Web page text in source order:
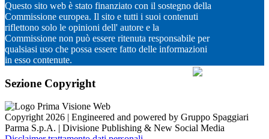
Questo sito web è stato finanziato con il sostegno della
Commissione europea. Il sito e tutti i suoi contenuti
riflettono solo le opinioni dell' autore e la
Commissione non può essere ritenuta responsabile per
qualsiasi uso che possa essere fatto delle informazioni
in esso contenute.
Sezione Copyright
Copyright 2026 | Engineered and powered by Gruppo Spaggiari
Parma S.p.A. | Divisione Publishing & New Social Media